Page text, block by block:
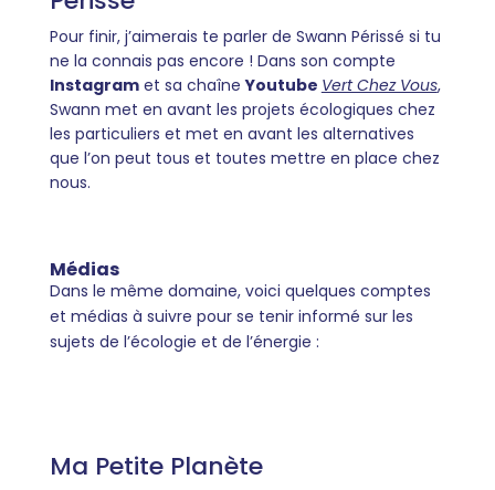
Pour finir, j’aimerais te parler de Swann Périssé si tu
ne la connais pas encore ! Dans son compte
Instagramet sa chaîneYoutube Vert Chez Vous,
Swann met en avant les projets écologiques chez
les particuliers et met en avant les alternatives
que l’on peut tous et toutes mettre en place chez
nous.
Médias
Dans le même domaine, voici quelques comptes
et médias à suivre pour se tenir informé sur les
sujets de l’écologie et de l’énergie :
Ma Petite Planète